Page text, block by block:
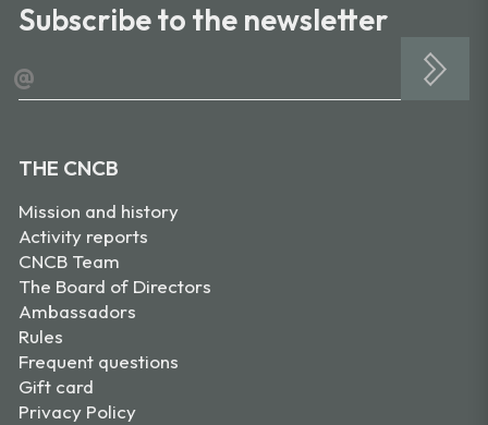
Subscribe to the newsletter
@
THE CNCB
Mission and history
Activity reports
CNCB Team
The Board of Directors
Ambassadors
Rules
Frequent questions
Gift card
Privacy Policy